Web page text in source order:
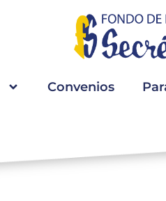
Convenios